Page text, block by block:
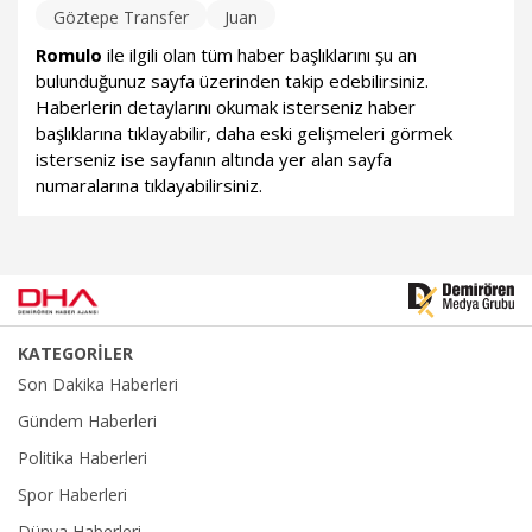
Göztepe Transfer
Juan
Romulo ile ilgili olan tüm haber başlıklarını şu an
bulunduğunuz sayfa üzerinden takip edebilirsiniz.
Haberlerin detaylarını okumak isterseniz haber
başlıklarına tıklayabilir, daha eski gelişmeleri görmek
isterseniz ise sayfanın altında yer alan sayfa
numaralarına tıklayabilirsiniz.
KATEGORİLER
Son Dakika Haberleri
Gündem Haberleri
Politika Haberleri
Spor Haberleri